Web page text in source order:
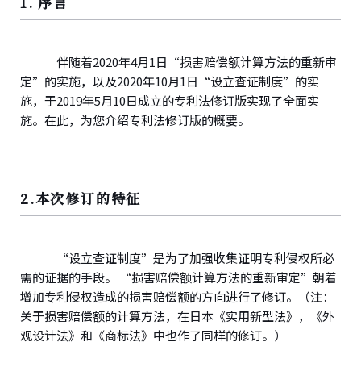
伴随着2020年4月1日“损害赔偿额计算方法的重新审
定”的实施，以及2020年10月1日“设立查证制度”的实
施，于2019年5月10日成立的专利法修订版实现了全面实
施。在此，为您介绍专利法修订版的概要。
2.本次修订的特征
“设立查证制度”是为了加强收集证明专利侵权所必
需的证据的手段。 “损害赔偿额计算方法的重新审定”朝着
增加专利侵权造成的损害赔偿额的方向进行了修订。（注：
关于损害赔偿额的计算方法，在日本《实用新型法》，《外
观设计法》和《商标法》中也作了同样的修订。）